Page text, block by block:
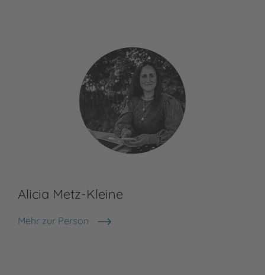
Alicia Metz-Kleine
Mehr zur Person
Alicia Metz-Kleine